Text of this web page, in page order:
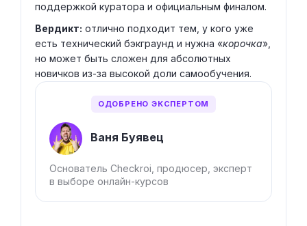
поддержкой куратора и официальным финалом.
Вердикт: отлично подходит тем, у кого уже
есть технический бэкграунд и нужна «корочка»,
но может быть сложен для абсолютных
новичков из-за высокой доли самообучения.
ОДОБРЕНО ЭКСПЕРТОМ
Ваня Буявец
Основатель Checkroi, продюсер, эксперт
в выборе онлайн-курсов